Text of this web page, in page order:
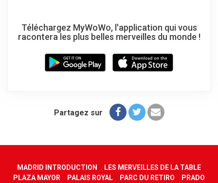
Téléchargez MyWoWo, l'application qui vous
racontera les plus belles merveilles du monde !
Partagez sur
MADRID INTRODUCTION
LES MERVEILLES DE LA TABLE
PLAZA MAYOR
PALAIS ROYAL PARC DU RETIRO
PRADO